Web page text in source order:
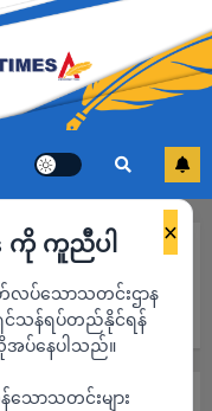
×
ကို ကူညီပါ
ပ်သောသတင်းဌာန
င်သန်ရပ်တည်နိုင်ရန်
နေပါသည်။
ောသတင်းများ
ပေးဖို့ CDM ဝန်ထမ်း